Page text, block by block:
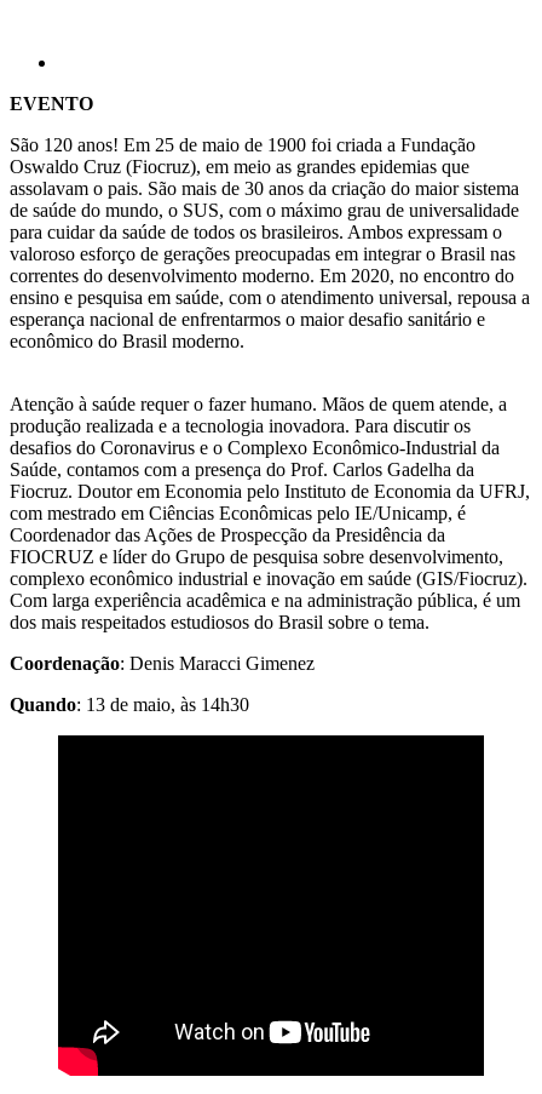
EVENTO
São 120 anos! Em 25 de maio de 1900 foi criada a Fundação
Oswaldo Cruz (Fiocruz), em meio as grandes epidemias que
assolavam o pais. São mais de 30 anos da criação do maior sistema
de saúde do mundo, o SUS, com o máximo grau de universalidade
para cuidar da saúde de todos os brasileiros. Ambos expressam o
valoroso esforço de gerações preocupadas em integrar o Brasil nas
correntes do desenvolvimento moderno. Em 2020, no encontro do
ensino e pesquisa em saúde, com o atendimento universal, repousa a
esperança nacional de enfrentarmos o maior desafio sanitário e
econômico do Brasil moderno.
Atenção à saúde requer o fazer humano. Mãos de quem atende, a
produção realizada e a tecnologia inovadora. Para discutir os
desafios do Coronavirus e o Complexo Econômico-Industrial da
Saúde, contamos com a presença do Prof. Carlos Gadelha da
Fiocruz. Doutor em Economia pelo Instituto de Economia da UFRJ,
com mestrado em Ciências Econômicas pelo IE/Unicamp, é
Coordenador das Ações de Prospecção da Presidência da
FIOCRUZ e líder do Grupo de pesquisa sobre desenvolvimento,
complexo econômico industrial e inovação em saúde (GIS/Fiocruz).
Com larga experiência acadêmica e na administração pública, é um
dos mais respeitados estudiosos do Brasil sobre o tema.
Coordenação: Denis Maracci Gimenez
Quando: 13 de maio, às 14h30